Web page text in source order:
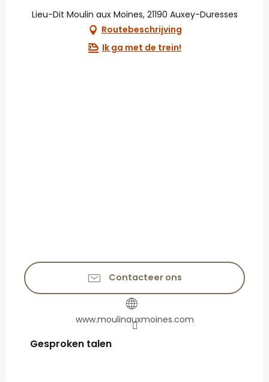
Lieu-Dit Moulin aux Moines, 21190 Auxey-Duresses
Routebeschrijving
Ik ga met de trein!
Contacteer ons
www.moulinauxmoines.com
Gesproken talen
Gesproken talen